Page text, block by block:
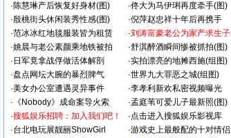
·陈慧琳产后恢复好身材(图) ·佟大为马伊琍再度牵手(图)
·殷桃街头休闲装秀性感(图) ·倪萍赵忠祥十年后再携手
·范冰冰红地毯服装皆为租赁 ·刘涛富豪老公为家产求生子
·姚晨与老公素颜乘地铁被拍 ·舒淇醉酒瞬间惨被抓拍(图)
· 日军竟拿战俘做活体解剖 ·实拍漂亮的地摊西施(组图)
·盘点网坛大腕的暴烈脾气 ·世界九大罪恶之城(组图)
·美女办公室遭遇灵异事件 ·李孝利新欢私密视频曝光
· 《Nobody》成命案导火索 ·孟庭苇可爱儿子最新照(图)
·搜狐娱乐招聘：加入我们吧！ ·点击进入搜狐娱乐影视库
·台北电玩展靓丽ShowGirl ·游戏史上最般配的十对情侣